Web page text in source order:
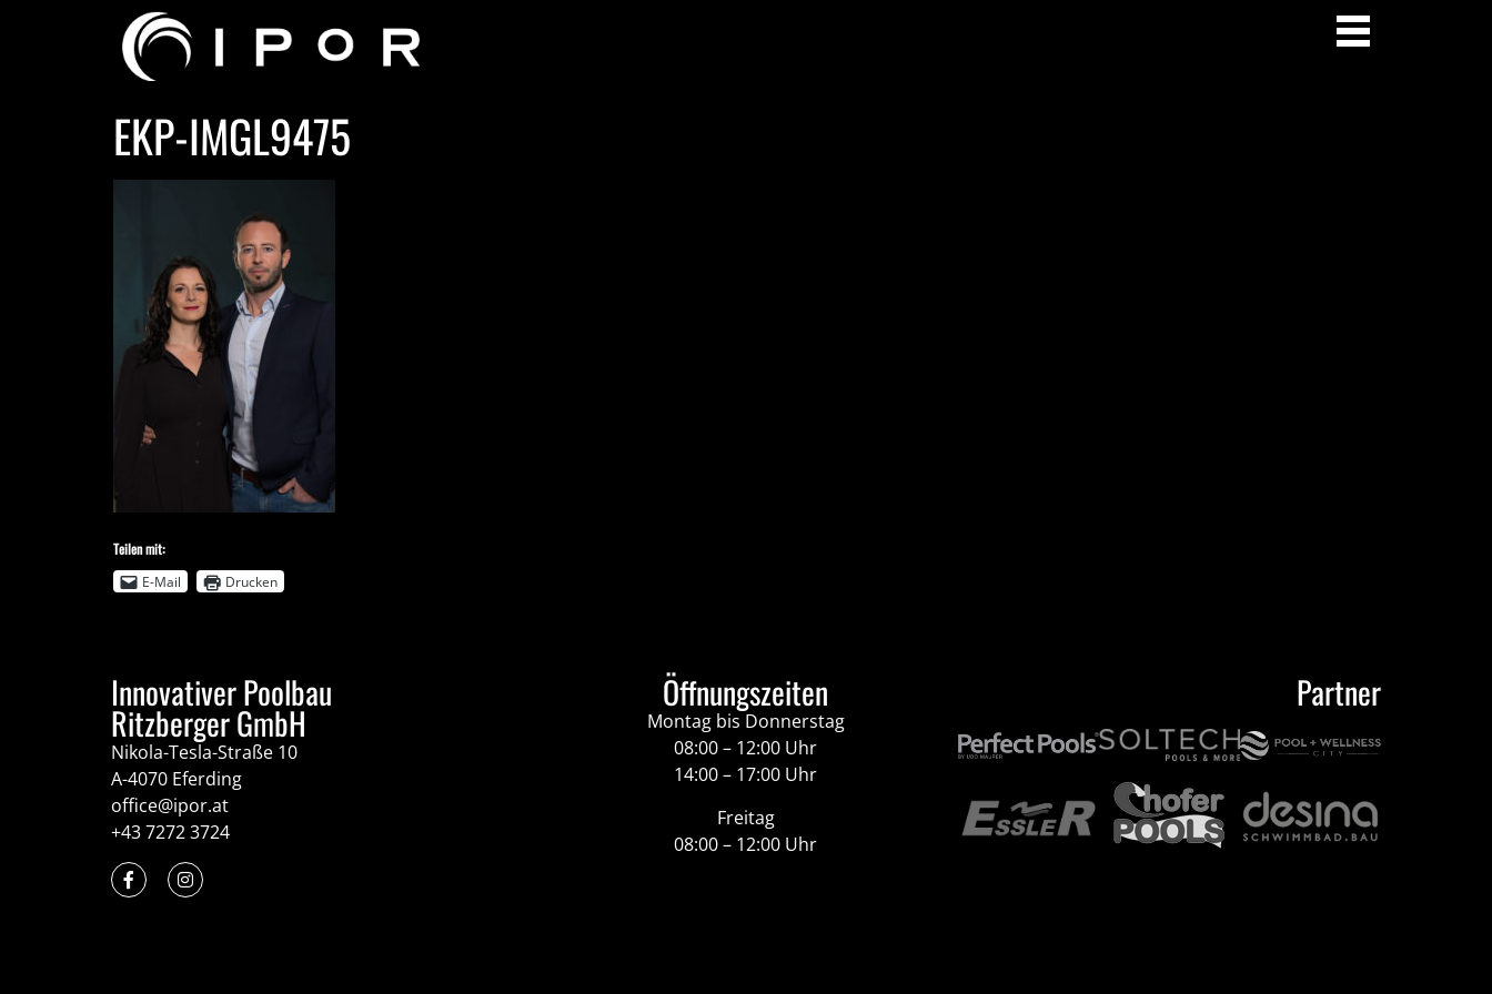
EKP-IMGL9475
Teilen mit:
E-Mail
Drucken
Innovativer Poolbau
Ritzberger GmbH
Nikola-Tesla-Straße 10
A-4070 Eferding
office@ipor.at
+43 7272 3724
Öffnungszeiten
Montag bis Donnerstag
08:00 – 12:00 Uhr
14:00 – 17:00 Uhr
Freitag
08:00 – 12:00 Uhr
Partner